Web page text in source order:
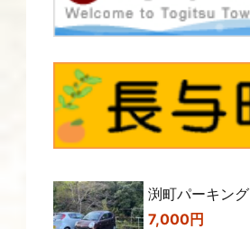
渕町パーキング
7,000円